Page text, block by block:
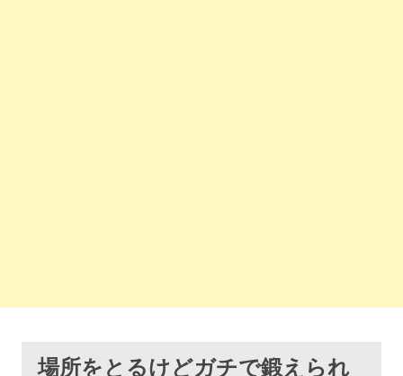
場所をとるけどガチで鍛えられ